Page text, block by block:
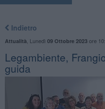
Indietro
Attualità Lunedì 09 Ottobre 2023ore
Legambiente,
guida